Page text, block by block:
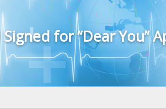
for “Dear You”